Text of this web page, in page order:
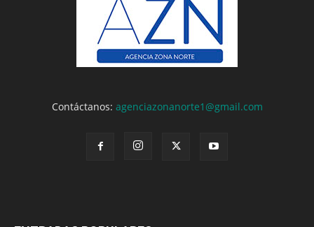
Contáctanos: agenciazonanorte1@gmail.com